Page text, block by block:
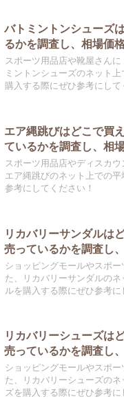
バトミントンシューズ
るかを調査し、相場価
スポーツ用品店や靴屋さん
ミントンシューズのネット
購入する際にぜひ参考にして
エア縄跳びはどこで買
ているかを調査し、相
スポーツ用品店やディスカ
エア縄跳びのネット上での
参考にしてください！
リカバリーサンダルは
売っているかを調査し
ショッピングモールやスポ
た、リカバリーサンダルの
ルを購入する際にぜひ参考に
リカバリーシューズは
売っているかを調査し
ショッピングモールやスポ
た、リカバリーシューズの
ズを購入する際にぜひ参考に